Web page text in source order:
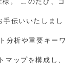
伝いいたしまし
分析や重要キーワ
マップを構成し、